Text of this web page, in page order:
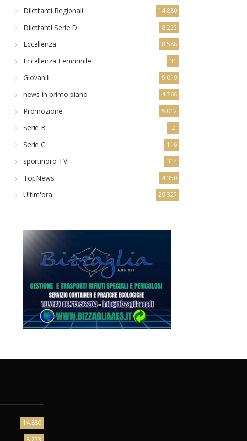
Dilettanti Regionali 14.880
Dilettanti Serie D 8.253
Eccellenza 8.588
Eccellenza Femminile 31
Giovanili 9.019
news in primo piano 4.766
Promozione 5.012
Serie B 2
Serie C 116
sportinoro TV 314
TopNews 4.350
Ultim'ora 29.327
14.880
8.253